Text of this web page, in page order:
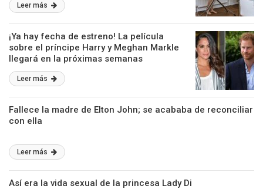
Leer más
¡Ya hay fecha de estreno! La película
sobre el príncipe Harry y Meghan Markle
llegará en la próximas semanas
Leer más
Fallece la madre de Elton John; se acababa de reconciliar
con ella
Leer más
Así era la vida sexual de la princesa Lady Di